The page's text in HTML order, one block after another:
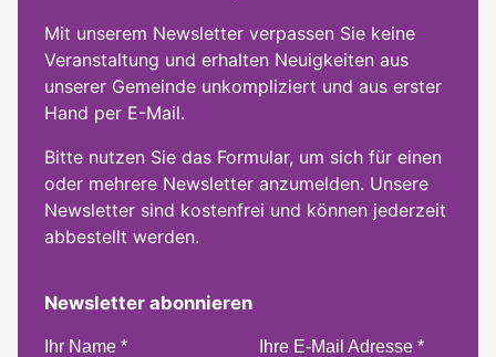
Mit unserem Newsletter verpassen Sie keine
Veranstaltung und erhalten Neuigkeiten aus
unserer Gemeinde unkompliziert und aus erster
Hand per E-Mail.
Bitte nutzen Sie das Formular, um sich für einen
oder mehrere Newsletter anzumelden. Unsere
Newsletter sind kostenfrei und können jederzeit
abbestellt werden.
Newsletter abonnieren
Ihr Name * Ihre E-Mail Adresse *